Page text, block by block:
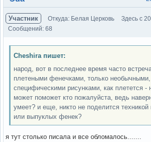
Участник Откуда: Белая Церковь
Здесь с
Сообщений: 68
Cheshira пишет:
народ, вот в последнее время часто
плетеными фенечками, только
специфическими рисунками, как плетется -
может поможет кто пожалуйста, ведь
умеет? и еще, никто не поделится
или выпуклых фенек?
я тут столько писала и все обломалось.......